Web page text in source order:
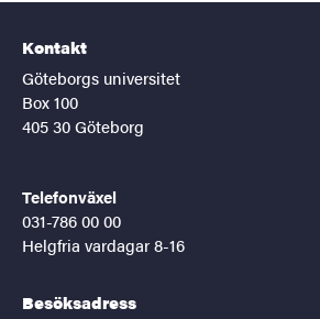
Kontakt
Göteborgs universitet
Box 100
405 30 Göteborg
Telefonväxel
031-786 00 00
Helgfria vardagar 8-16
Besöksadress